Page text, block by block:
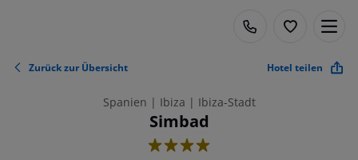
Zurück zur Übersicht Hotel teilen
Spanien | Ibiza | Ibiza-Stadt
Simbad
4